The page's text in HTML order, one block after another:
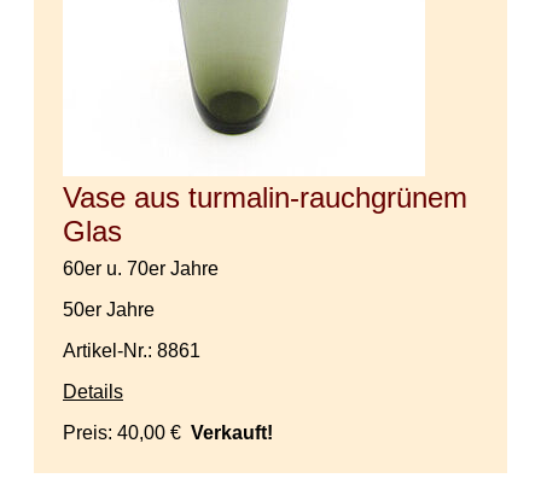
Vase aus turmalin-rauchgrünem
Glas
60er u. 70er Jahre
50er Jahre
Artikel-Nr.: 8861
Details
Preis: 40,00 € Verkauft!